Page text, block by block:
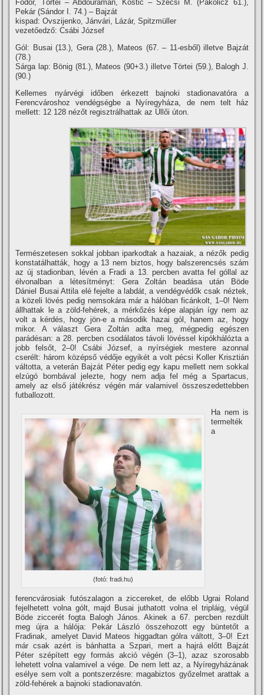
Fodor, Törtei – Abdouraman, Kostic – Szécsi M. (Pákolicz 61.),
Pekár (Sándor I. 74.) – Bajzát
kispad: Ovszijenko, Jánvári, Lázár, Spitzmüller
vezetőedző: Csábi József
Gól: Busai (13.), Gera (28.), Mateos (67. – 11-esből) illetve Bajzát
(78.)
Sárga lap: Bönig (81.), Mateos (90+3.) illetve Törtei (59.), Balogh J.
(90.)
Kellemes nyárvégi időben érkezett bajnoki stadionavatóra a
Ferencvároshoz vendégségbe a Nyí­regyháza, de nem telt ház
mellett: 12 128 nézőt regisztrálhattak az Üllői úton.
Természetesen sokkal jobban iparkodtak a hazaiak, a nézők pedig
konstatálhatták, hogy a 13 nem biztos, hogy balszerencsés szám
az új stadionban, lévén a Fradi a 13. percben avatta fel góllal az
élvonalban a létesí­tményt: Gera Zoltán beadása után Böde
Dániel Busai Attila elé fejelte a labdát, a vendégvédők csak néztek,
a közeli lövés pedig nemsokára már a hálóban ficánkolt, 1–0! Nem
állhattak le a zöld-fehérek, a mérkőzés képe alapján í­gy nem az
volt a kérdés, hogy jön-e a második hazai gól, hanem az, hogy
mikor. A választ Gera Zoltán adta meg, mégpedig egészen
parádésan: a 28. percben csodálatos távoli lövéssel kipókhálózta a
jobb felsőt, 2–0! Csábi József, a nyí­rségiek mestere azonnal
cserélt: három középső védője egyikét a volt pécsi Koller Krisztián
váltotta, a veterán Bajzát Péter pedig egy kapu mellett nem sokkal
elzúgó bombával jelezte, hogy nem adja fel még a Spartacus,
amely az első játékrész végén már valamivel összeszedettebben
futballozott.
(fotó: fradi.hu)
Ha nem is
termelték
a
ferencvárosiak futószalagon a ziccereket, de előbb Ugrai Roland
fejelhetett volna gólt, majd Busai juthatott volna el tripláig, végül
Böde ziccerét fogta Balogh János. Akinek a 67. percben rezdült
meg újra a hálója: Pekár László összehozott egy büntetőt a
Fradinak, amelyet David Mateos higgadtan gólra váltott, 3–0! Ezt
már csak azért is bánhatta a Szpari, mert a hajrá előtt Bajzát
Péter szépí­tett egy formás akció végén (3–1), azaz szorosabb
lehetett volna valamivel a vége. De nem lett az, a Nyí­regyházának
esélye sem volt a pontszerzésre: magabiztos győzelmet arattak a
zöld-fehérek a bajnoki stadionavatón.